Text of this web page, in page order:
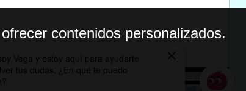
contenidos personalizados.